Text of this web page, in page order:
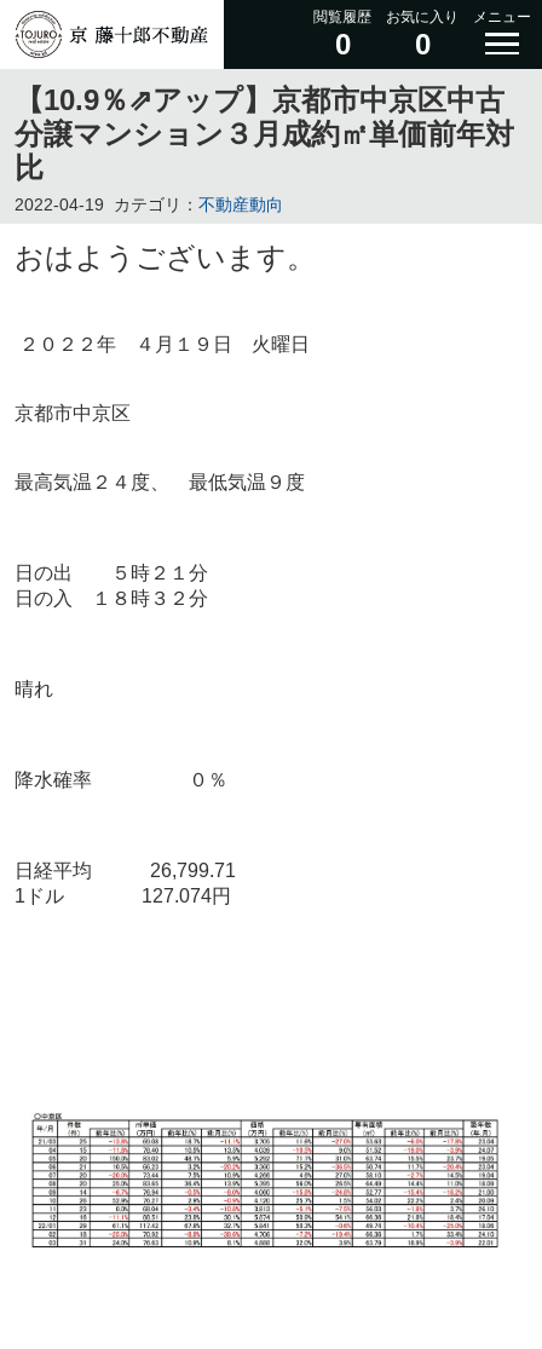
閲覧履歴
0
お気に入り
0
メニュー
【10.9％⇗アップ】京都市中京区中古
分譲マンション３月成約㎡単価前年対
比
2022-04-19 カテゴリ： 不動産動向
おはようございます。
２０２２年 ４月１９日 火曜日
京都市中京区
最高気温２４度、 最低気温９度
日の出 ５時２１分
日の入 １８時３２分
晴れ
降水確率 ０％
日経平均 26,799.71
1ドル 127.074円